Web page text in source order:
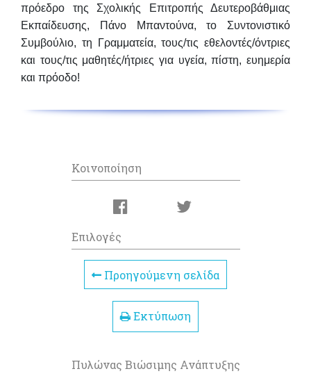
πρόεδρο της Σχολικής Επιτροπής Δευτεροβάθμιας
Εκπαίδευσης,
Πάνο Μπαντούνα, το Συντονιστικό
Συμβούλιο, τη Γραμματεία, τους/τις εθελοντές/όντριες
και τους/τις μαθητές/ήτριες για υγεία, πίστη, ευημερία
και πρόοδο!
Κοινοποίηση
Επιλογές
Προηγούμενη σελίδα
Εκτύπωση
Πυλώνας Βιώσιμης Ανάπτυξης